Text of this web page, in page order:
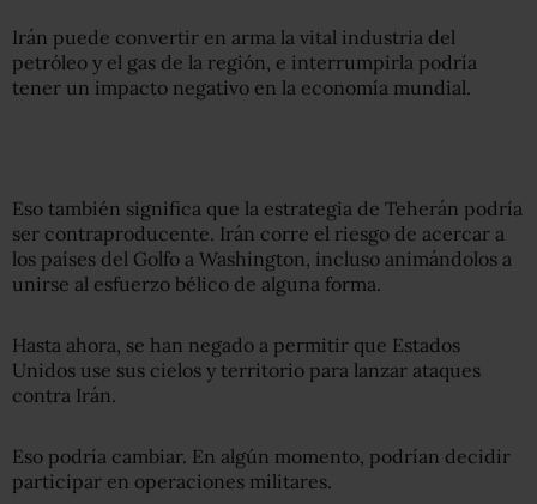
Irán puede convertir en arma la vital industria del
petróleo y el gas de la región, e interrumpirla podría
tener un impacto negativo en la economía mundial.
Eso también significa que la estrategia de Teherán podría
ser contraproducente. Irán corre el riesgo de acercar a
los países del Golfo a Washington, incluso animándolos a
unirse al esfuerzo bélico de alguna forma.
Hasta ahora, se han negado a permitir que Estados
Unidos use sus cielos y territorio para lanzar ataques
contra Irán.
Eso podría cambiar. En algún momento, podrían decidir
participar en operaciones militares.